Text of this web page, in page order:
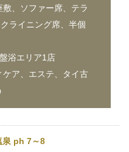
、ソファー席、テラ
ライニング席、半個
浴エリア1店
ア、エステ、タイ古
泉 ph 7～8